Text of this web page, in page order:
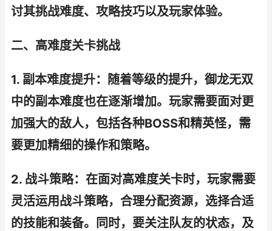
讨其挑战难度、攻略技巧以及玩家体验。
二、高难度关卡挑战
1. 副本难度提升：随着等级的提升，御龙无双
中的副本难度也在逐渐增加。玩家需要面对更
加强大的敌人，包括各种BOSS和精英怪，需
要更加精细的操作和策略。
2. 战斗策略：在面对高难度关卡时，玩家需要
灵活运用战斗策略，合理分配资源，选择合适
的技能和装备。同时，要关注队友的状态，及